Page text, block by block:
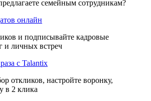
семейным сотрудникам?
онлайн
и подписывайте кадровые
и личных встреч
с Talantix
откликов, настройте воронку,
в 2 клика